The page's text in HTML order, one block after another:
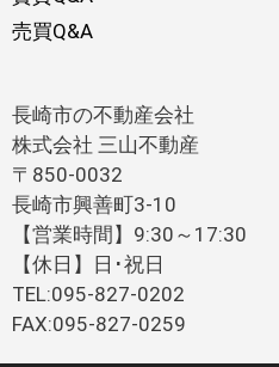
売買Q&A
長崎市の不動産会社
株式会社 三山不動産
〒850-0032
長崎市興善町3-10
【営業時間】9:30～17:30
【休日】日･祝日
TEL:095-827-0202
FAX:095-827-0259